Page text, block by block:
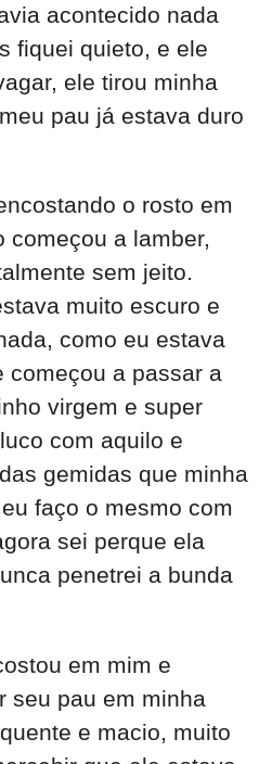
acontecido nada
fiquei quieto, e ele
ele tirou minha
pau já estava duro
o rosto em
começou a lamber,
sem jeito.
muito escuro e
como eu estava
começou a passar a
virgem e super
com aquilo e
gemidas que minha
faço o mesmo com
sei perque ela
penetrei a bunda
em mim e
seu pau em minha
e macio, muito